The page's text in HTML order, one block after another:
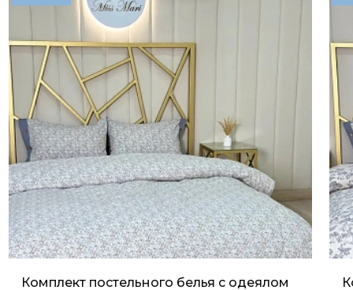
Комплект постельного белья с одеялом